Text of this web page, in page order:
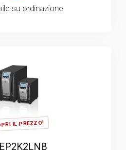
su ordinazione
IL PREZZO!